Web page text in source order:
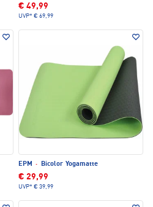
€ 49,99
UVP* € 69,99
EPM · Bicolor Yogamatte
€ 29,99
UVP* € 39,99